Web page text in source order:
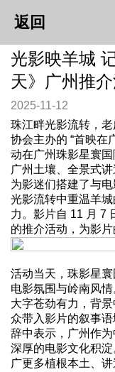
返回
光影映羊城
天》广州推
2025-11-12
珠江畔光影流转，
协会主办的 “首映
动在广州珠影星寰
广州土壤、全景式
为影迷们搭建了与
光影流转中重温羊
力。影片自 11 月 7
的推介活动，为影片
活动当天，珠影星
电影氛围与岭南风
大字苍劲有力，背
众带入影片的叙事
辞中表示，广州作
深厚的电影文化积淀
广更多植根本土、